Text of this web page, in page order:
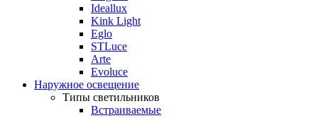
Ideallux
Kink Light
Eglo
STLuce
Arte
Evoluce
Наружное освещение
Типы светильников
Встраиваемые